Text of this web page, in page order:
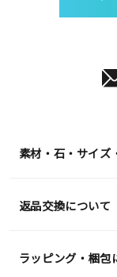
送
素材・石・サイズ
返品交換について
ラッピング・梱包